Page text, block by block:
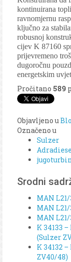
kontinuirana
ravnomjernu
ključno za
robusnoj
cijev K 87160
prijevremeno
dugoročnu
energetskim
Pročitano 589
Objavljeno u
Označeno u
Sulzer
Srodni
MAN
MAN
MAN
K 34133
(Sulzer
K 34132
ZV40/48)